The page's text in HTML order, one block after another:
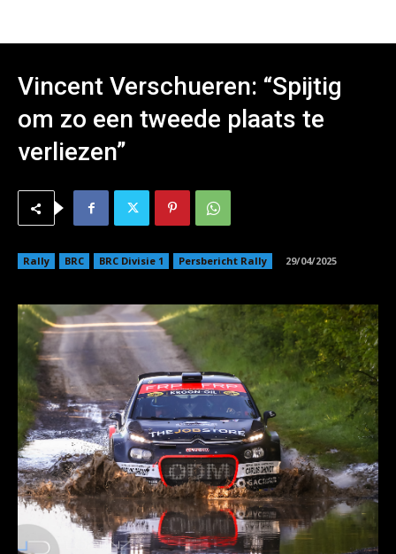
Vincent Verschueren: “Spijtig
om zo een tweede plaats te
verliezen”
Rally BRC BRC Divisie 1 Persbericht Rally 29/04/2025